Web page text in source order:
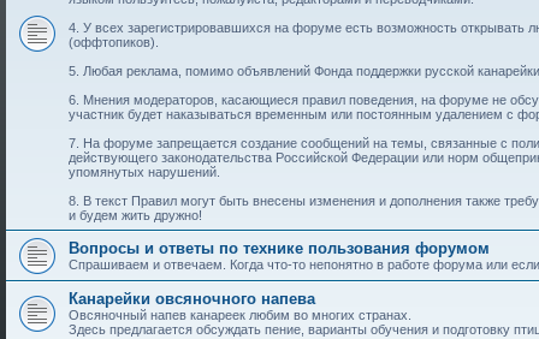
4. У всех зарегистрировавшихся на форуме есть возможность
(оффтопиков).
5. Любая реклама, помимо объявлений Фонда поддержки русской
6. Мнения модераторов, касающиеся правил поведения, на форуме не
участник будет наказываться временным или постоянным удалением с
7. На форуме запрещается создание сообщений на темы, связанные с
действующего законодательства Российской Федерации или норм
упомянутых нарушений.
8. В текст Правил могут быть внесены изменения и дополнения также
и будем жить дружно!
Вопросы и ответы по технике пользования форумом
Спрашиваем и отвечаем. Когда что-то непонятно в работе форума или
Канарейки овсяночного напева
Овсяночный напев канареек любим во многих странах.
Здесь предлагается обсуждать пение, варианты обучения и подготовку